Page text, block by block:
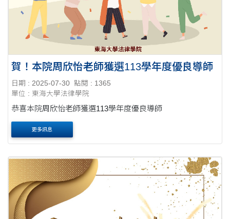
賀！本院周欣怡老師獲選113學年度優良導師
日期 : 2025-07-30 點閱 : 1365
單位 : 東海大學法律學院
恭喜本院周欣怡老師獲選113學年度優良導師
更多訊息